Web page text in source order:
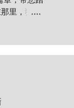
里，狂风
（Torres
向苍穹发
....